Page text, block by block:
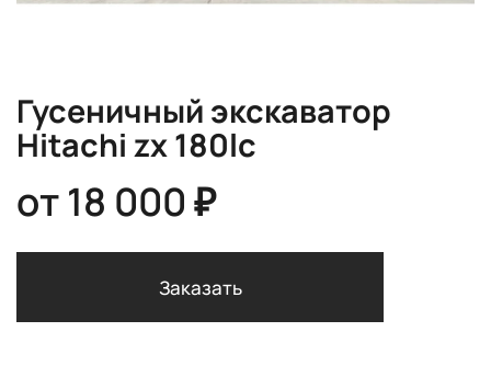
Гусеничный экскаватор
Hitachi zx 180lc
от18 000 ₽
Заказать